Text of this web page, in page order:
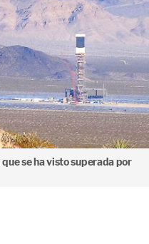
se ha visto superada por